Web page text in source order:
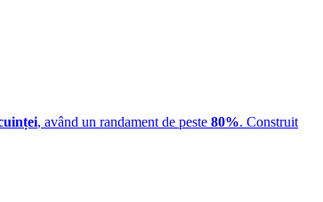
, având un randament de peste 80%. Construit